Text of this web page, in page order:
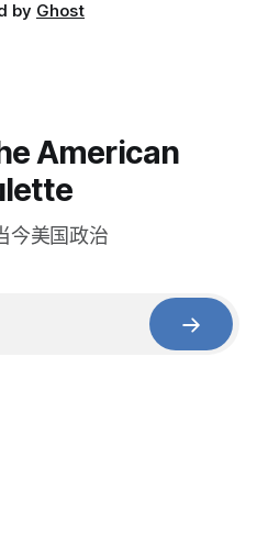
by Ghost
American
今美国政治